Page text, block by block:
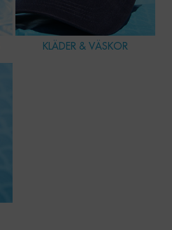
KLÄDER & VÄSKOR